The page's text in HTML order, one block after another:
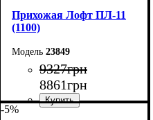
Прихожая Лофт ПЛ-11
(1100)
23849
9327грн
8861грн
-5%